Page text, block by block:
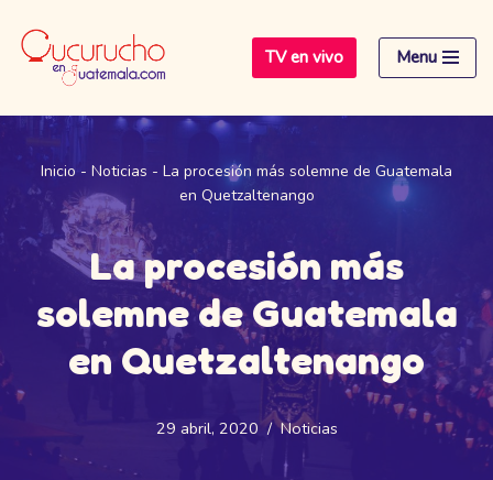
Saltar
contenido
TV en vivo Menu
Inicio- Noticias - La procesión más solemne de Guatemala
en Quetzaltenango
La procesión más
solemne de Guatemala
en Quetzaltenango
29 abril, 2020 Noticias